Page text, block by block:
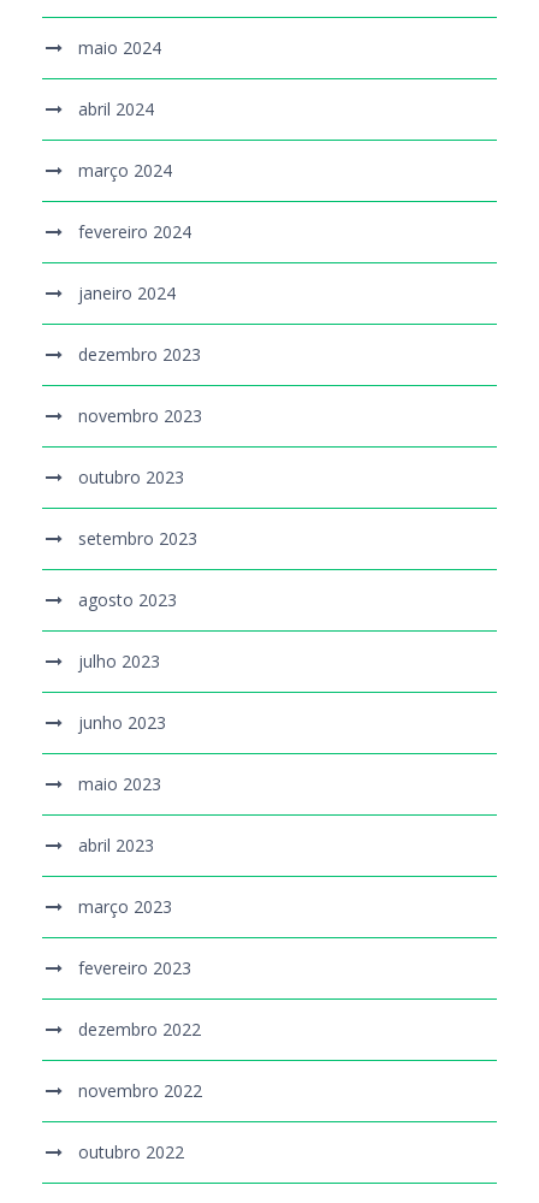
maio 2024
abril 2024
março 2024
fevereiro 2024
janeiro 2024
dezembro 2023
novembro 2023
outubro 2023
setembro 2023
agosto 2023
julho 2023
junho 2023
maio 2023
abril 2023
março 2023
fevereiro 2023
dezembro 2022
novembro 2022
outubro 2022